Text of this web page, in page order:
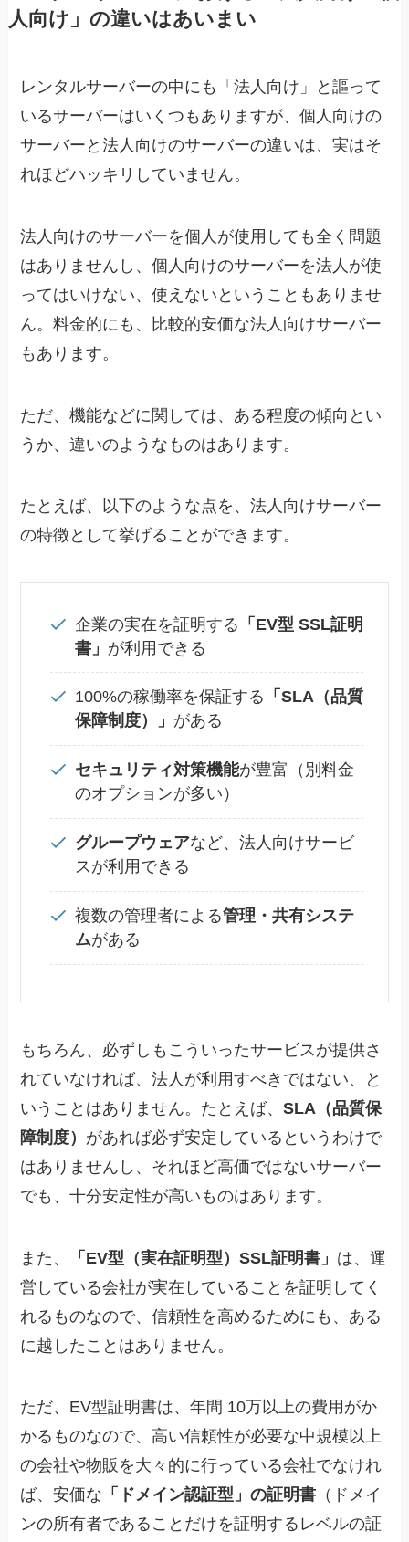
人向け」の違いはあいまい
レンタルサーバーの中にも「法人向け」と謳って
いるサーバーはいくつもありますが、個人向けの
サーバーと法人向けのサーバーの違いは、実はそ
れほどハッキリしていません。
法人向けのサーバーを個人が使用しても全く問題
はありませんし、個人向けのサーバーを法人が使
ってはいけない、使えないということもありませ
ん。料金的にも、比較的安価な法人向けサーバー
もあります。
ただ、機能などに関しては、ある程度の傾向とい
うか、違いのようなものはあります。
たとえば、以下のような点を、法人向けサーバー
の特徴として挙げることができます。
企業の実在を証明する 「EV型 SSL証明
書」 が利用できる
100%の稼働率を保証する 「SLA（品質
保障制度）」 がある
セキュリティ対策機能が豊富（別料金
のオプションが多い）
グループウェアなど、法人向けサービ
スが利用できる
複数の管理者による管理・共有システ
ムがある
もちろん、必ずしもこういったサービスが提供さ
れていなければ、法人が利用すべきではない、と
いうことはありません。たとえば、SLA（品質保
障制度） があれば必ず安定しているというわけで
はありませんし、それほど高価ではないサーバー
でも、十分安定性が高いものはあります。
また、 「EV型（実在証明型）SSL証明書」 は、運
営している会社が実在していることを証明してく
れるものなので、信頼性を高めるためにも、ある
に越したことはありません。
ただ、EV型証明書は、年間 10万以上の費用がか
かるものなので、高い信頼性が必要な中規模以上
の会社や物販を大々的に行っている会社でなけれ
ば、安価な 「ドメイン認証型」の証明書 （ドメイ
ンの所有者であることだけを証明するレベルの証